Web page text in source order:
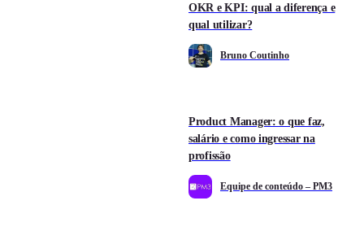
OKR e KPI: qual a diferença e
qual utilizar?
Bruno Coutinho
Product Manager: o que faz,
salário e como ingressar na
profissão
Equipe de conteúdo – PM3